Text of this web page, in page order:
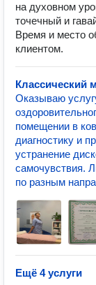
на духовном
точечный и
Время и место
клиентом.
Классический
Оказываю
помещении в
диагностику и
устранение
самочувствия.
по разным
Ещё 4 услуги